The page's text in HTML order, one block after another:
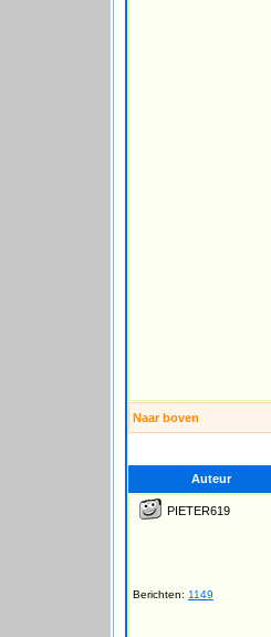
Naar boven
Auteur
PIETER619
Berichten: 1149